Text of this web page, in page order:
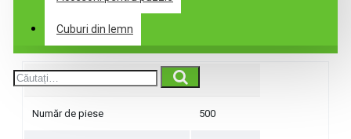
Cuburi din lemn
Špecifikácie
Parametrii produsului
Număr de piese 500